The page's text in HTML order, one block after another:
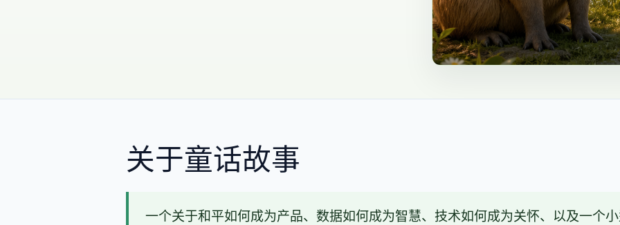
关于童话故事
一个关于和平如何成为产品、数据如何成为智慧、技术如何成为关怀、以及一个